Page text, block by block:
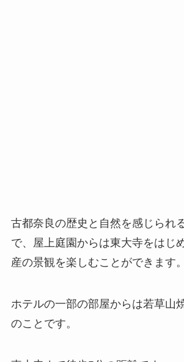
古都奈良の歴史と自然を感じられ
で、屋上庭園からは東大寺をはじ
産の景観を楽しむことができます。
ホテルの一部の部屋からは若草山
のことです。